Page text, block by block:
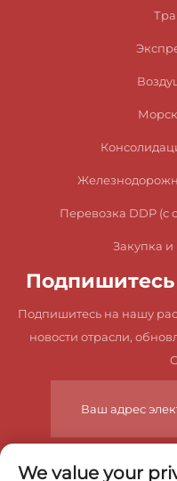
Перевозка DDP (с
Закупка и
Подпишитесь на нашу
новости отрасли,
We value your